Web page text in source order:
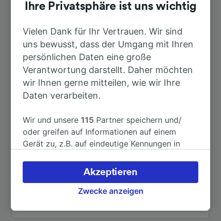
Dauer
Nach Wernigerode 8min
Nach Berlin
Nach Hannover Hbf 1h 39min
Nach Goslar 22min
Nach Berlin Hbf 2h 45min
Nach Berlin-Schönefeld Flughafen
Ihre Privatsphäre ist uns wichtig
Vielen Dank für Ihr Vertrauen. Wir sind
uns bewusst, dass der Umgang mit Ihren
persönlichen Daten eine große
Verantwortung darstellt. Daher möchten
wir Ihnen gerne mitteilen, wie wir Ihre
Daten verarbeiten.
Wir und unsere115 Partner speichern und/
oder greifen auf Informationen auf einem
Gerät zu, z.B. auf eindeutige Kennungen in
verarbeiten. Sie können Ihre Präferenzen
akzeptieren oder verwalten, einschließlich
Ihres Widerspruchsrechts bei berechtigtem
Zwecke anzeigen
Akzeptieren